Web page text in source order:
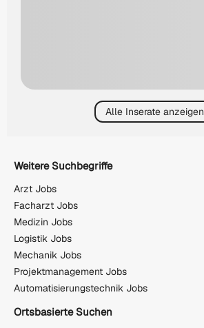
Alle Inserate anzeigen
Weitere Suchbegriffe
Arzt Jobs
Facharzt Jobs
Medizin Jobs
Logistik Jobs
Mechanik Jobs
Projektmanagement Jobs
Automatisierungstechnik Jobs
Ortsbasierte Suchen